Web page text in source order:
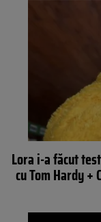
Lora i-a făcut
cu Tom Hardy +